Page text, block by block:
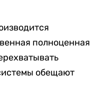
полноценная
обещают